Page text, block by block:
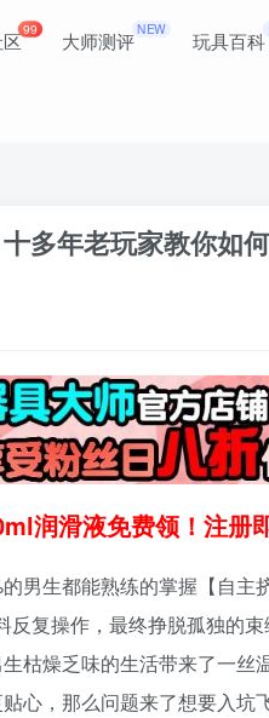
99 大师测评NEW 玩具百科
多年老玩家教你如
润滑液免费领！注册
男生都能熟练的掌握【自
复操作，最终挣脱孤独的束
枯燥乏味的生活带来了一
心，那么问题来了想要入坑